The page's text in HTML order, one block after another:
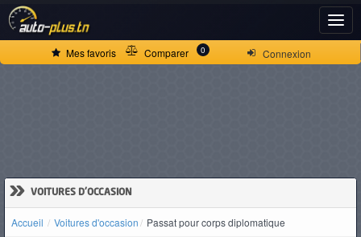
Connexion
Mes favoris Comparer 0
» VOITURES D'OCCASION
Accueil Voitures d'occasion Passat pour corps diplomatique
ACCUEIL